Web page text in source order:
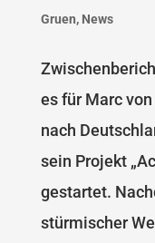
Gruen, News
es für Marc
nach
sein Projekt
gestartet.
stürmischer